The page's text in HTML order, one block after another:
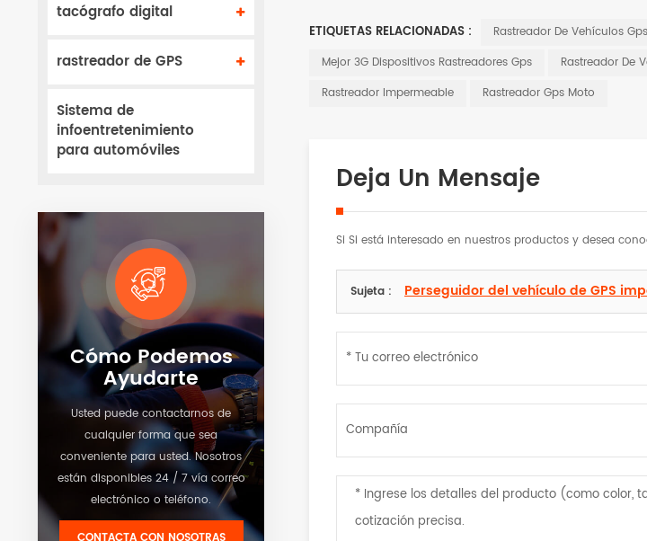
tacógrafo digital
rastreador de GPS
Sistema de
infoentretenimiento
para automóviles
Cómo Podemos
Ayudarte
Usted puede contactarnos de
cualquier forma que sea
conveniente para usted. Nosotros
están disponibles 24 / 7 vía correo
electrónico o teléfono.
ETIQUETAS RELACIONADAS : Rastreador De Vehículos Gps
Mejor 3G Dispositivos Rastreadores Gps
Rastreador De
Rastreador Impermeable
Rastreador Gps Moto
Deja Un Mensaje
Si Si está interesado en nuestros productos y desea
Sujeta : Perseguidor del vehículo de GPS